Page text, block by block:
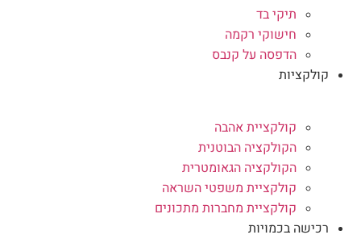
תיקי בד
חישוקי רקמה
הדפסה על קנבס
קולקציות
קולקציית אהבה
הקולקציה הבוטנית
הקולקציה הגאומטרית
קולקציית משפטי השראה
קולקציית מחברות מתכונים
רכישה בכמויות